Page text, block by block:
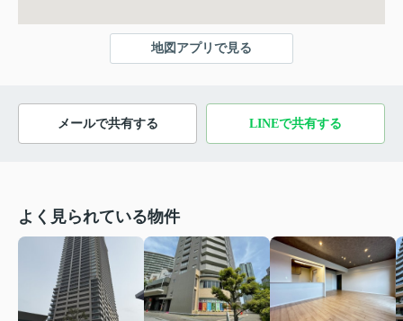
地図アプリで見る
メールで共有する LINEで共有する
よく見られている物件